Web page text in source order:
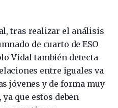
tras realizar el análisis
de cuarto de ESO
Vidal también detecta
entre iguales va
jóvenes y de forma muy
que estos deben